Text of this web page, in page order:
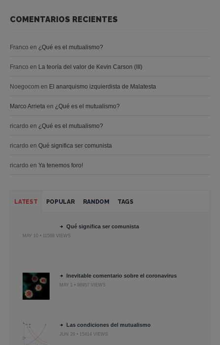
COMENTARIOS RECIENTES
Franco en ¿Qué es el mutualismo?
Franco en La teoría del valor de Kevin Carson (III)
Noegocom en El anarquismo izquierdista de Malatesta
Marco Arrieta en ¿Qué es el mutualismo?
ricardo en ¿Qué es el mutualismo?
ricardo en Qué significa ser comunista
ricardo en Ya tenemos foro!
LATEST POPULAR RANDOM TAGS
Qué significa ser comunista
MAY 10 • 11588 VIEWS
Inevitable comentario sobre el coronavirus
MAY 1 • 86957 VIEWS
Las condiciones del mutualismo
JUN 29 • 15414 VIEWS